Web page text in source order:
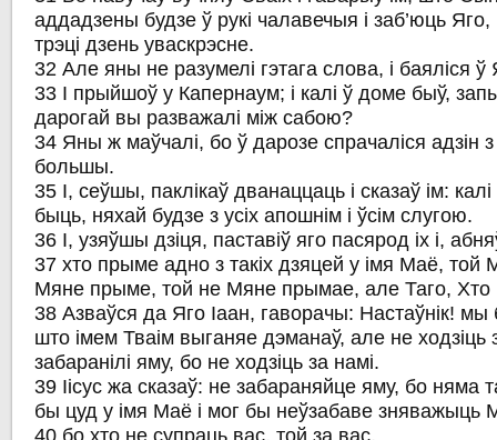
аддадзены будзе ў рукі чалавечыя і заб’юць Яго,
трэці дзень уваскрэсне.
32 Але яны не разумелі гэтага слова, і баяліся
33 І прыйшоў у Капернаум; і калі ў доме быў,
дарогай вы разважалі між сабою?
34 Яны ж маўчалі, бо ў дарозе спрачаліся адзін
большы.
35 І, сеўшы, паклікаў дванаццаць і сказаў ім:
быць, няхай будзе з усіх апошнім і ўсім слугою.
36 І, узяўшы дзіця, паставіў яго пасярод іх і,
37 хто прыме адно з такіх дзяцей у імя Маё,
Мяне прыме, той не Мяне прымае, але Таго, Хто
38 Азваўся да Яго Іаан, гаворачы: Настаўнік! мы
што імем Тваім выганяе дэманаў, але не ходзіць
забаранілі яму, бо не ходзіць за намі.
39 Іісус жа сказаў: не забараняйце яму, бо няма
бы цуд у імя Маё і мог бы неўзабаве зняважыць